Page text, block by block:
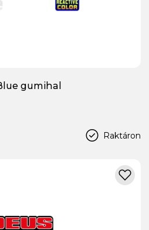
gumihal
Raktáron